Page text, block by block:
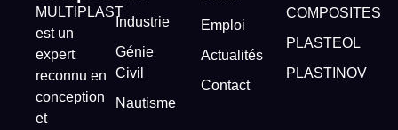
MULTIPLAST
est un
expert
reconnu en
conception
et
Industrie
Génie
Civil
Nautisme
Emploi
Actualités
Contact
COMPOSITES
PLASTEOL
PLASTINOV